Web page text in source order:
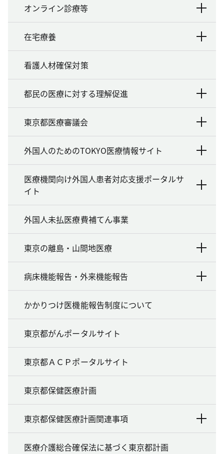
オンライン診療等
在宅療養
看護人材確保対策
都民の医療に対する理解促進
東京都医療審議会
外国人のためのTOKYO医療情報サイト
医療機関向け外国人患者対応支援ポータルサ
イト
外国人未払医療費補てん事業
東京の離島・山間地医療
病床機能報告・外来機能報告
かかりつけ医機能報告制度について
東京都がんポータルサイト
東京都ＡＣＰポータルサイト
東京都保健医療計画
東京都保健医療計画関連事項
医療介護総合確保法に基づく東京都計画